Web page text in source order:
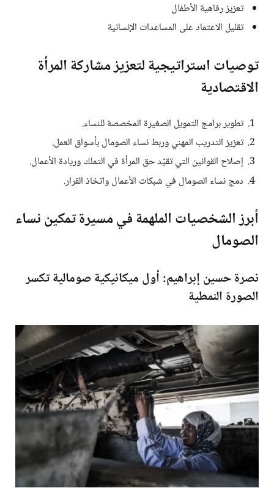
تعزيز رفاهية الأطفال
تقليل الاعتماد على المساعدات الإنسانية
توصيات استراتيجية لتعزيز مشاركة المرأة
الاقتصادية
تطوير برامج التمويل الصغيرة المخصصة للنساء.
تعزيز التدريب المهني وربط نساء الصومال بأسواق العمل.
إصلاح القوانين التي تقيّد حق المرأة في التملك وريادة الأعمال.
دمج نساء الصومال في شبكات الأعمال واتخاذ القرار.
أبرز الشخصيات الملهمة في مسيرة تمكين نساء
الصومال
نصرة حسين إبراهيم: أول ميكانيكية صومالية تكسر
الصورة النمطية